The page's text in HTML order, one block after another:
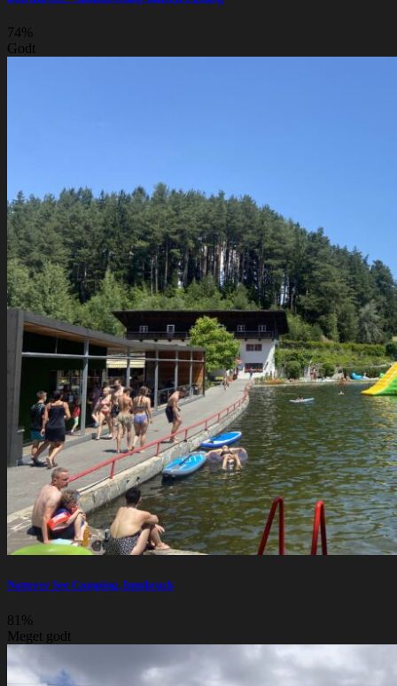
74%
Godt
Natterer See Camping, Innsbruck
81%
Meget godt